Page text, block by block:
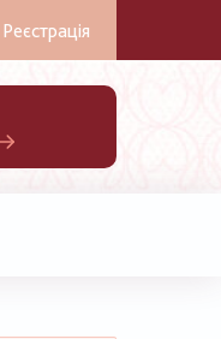
Реєстрація